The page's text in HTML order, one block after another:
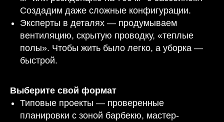
Создадим даже сложные конфигурации.
Эксперты в деталях — продумываем
вентиляцию, скрытую проводку, «теплые
полы». Чтобы жить было легко, а уборка —
быстрой.
Выберите свой формат
Типовые проекты — проверенные
планировки с зоной барбекю, мастер-